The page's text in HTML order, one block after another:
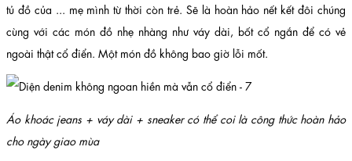
tủ đồ của ... mẹ mình từ thời còn trẻ. Sẽ là hoàn hảo nết kết đôi chúng
cùng với các món đồ nhẹ nhàng như váy dài, bốt cổ ngắn để có vẻ
ngoài thật cổ điển. Một món đồ không bao giờ lỗi mốt.
Áo khoác jeans + váy dài + sneaker có thể coi là công thức hoàn hảo
cho ngày giao mùa